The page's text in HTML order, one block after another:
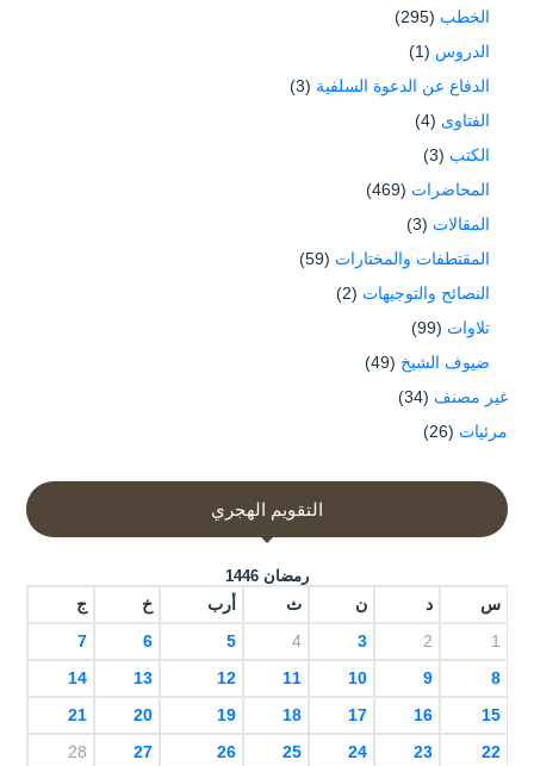
الخطب (295)
الدروس (1)
الدفاع عن الدعوة السلفية (3)
الفتاوى (4)
الكتب (3)
المحاضرات (469)
المقالات (3)
المقتطفات والمختارات (59)
النصائح والتوجيهات (2)
تلاوات (99)
ضيوف الشيخ (49)
غير مصنف (34)
مرئيات (26)
التقويم الهجري
رمضان 1446
س د ن ث أرب خ ج
1
2
3
4
5
6
7
8
9
10
11
12
13
14
15
16
17
18
19
20
21
22
23
24
25
26
27
28